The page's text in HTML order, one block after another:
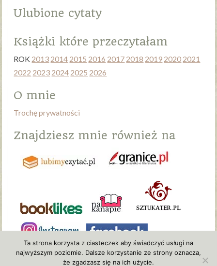
Ulubione cytaty
Książki które przeczytałam
ROK 2013 2014 2015 2016 2017 2018 2019 2020 2021
2022 2023 2024 2025 2026
O mnie
Trochę prywatności
Znajdziesz mnie również na
Ta strona korzysta z ciasteczek aby świadczyć usługi na
najwyższym poziomie. Dalsze korzystanie ze strony oznacza,
że zgadzasz się na ich użycie.